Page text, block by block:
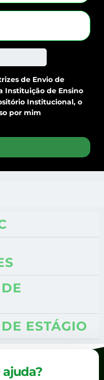
de Envio de
Instituição de Ensino
Institucional, o
por mim
ESTÁGIO
ajuda?